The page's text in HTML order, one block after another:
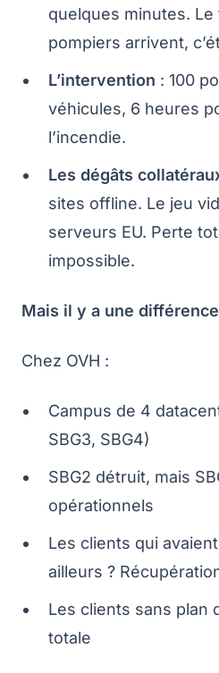
quelques minutes.
pompiers arrivent,
L’intervention : 100
véhicules, 6 heures
l’incendie.
Les dégâts
sites offline. Le jeu
serveurs EU. Perte
impossible.
Mais il y a une
Chez OVH :
Campus de 4
SBG3, SBG4)
SBG2 détruit, mais
opérationnels
Les clients qui
ailleurs ?
Les clients sans plan
totale